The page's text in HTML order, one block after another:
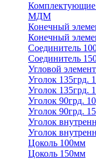
Комплектующие
МДМ
Конечный
Конечный
Соединитель
Соединитель
Угловой
Уголок 135грд.
Уголок 135грд.
Уголок 90грд.
Уголок 90грд.
Уголок
Уголок
Цоколь 100мм
Цоколь 150мм